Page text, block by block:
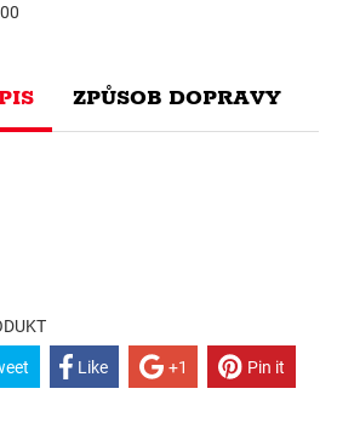
ZPŮSOB DOPRAVY
Like +1 Pin it